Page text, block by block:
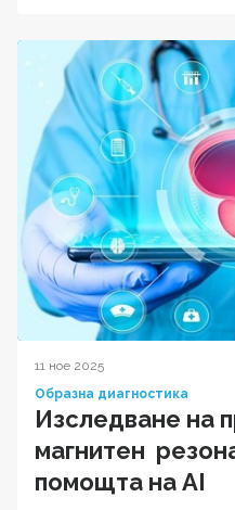
11 ное 2025
Образна диагностика
Изследване на
магнитен
помощта на AI